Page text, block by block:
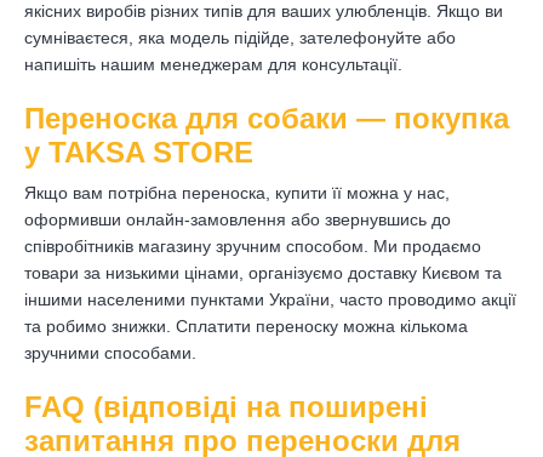
якісних виробів різних типів для ваших улюбленців. Якщо ви
сумніваєтеся, яка модель підійде, зателефонуйте або
напишіть нашим менеджерам для консультації.
Переноска для собаки — покупка
у TAKSA STORE
Якщо вам потрібна переноска, купити її можна у нас,
оформивши онлайн-замовлення або звернувшись до
співробітників магазину зручним способом. Ми продаємо
товари за низькими цінами, організуємо доставку Києвом та
іншими населеними пунктами України, часто проводимо акції
та робимо знижки. Сплатити переноску можна кількома
зручними способами.
FAQ (відповіді на поширені
запитання про переноски для